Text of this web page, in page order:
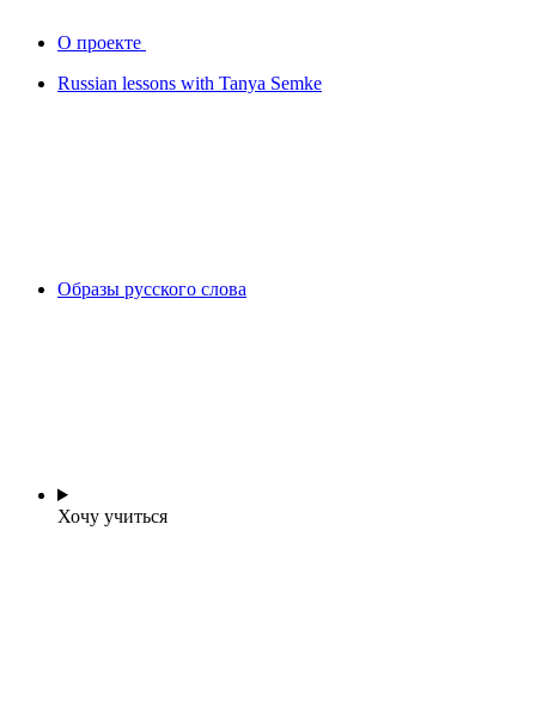
О проекте
Russian lessons with Tanya Semke
Образы русского слова
Хочу учиться